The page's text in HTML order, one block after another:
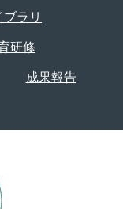
ブラリ
研修
成果報告